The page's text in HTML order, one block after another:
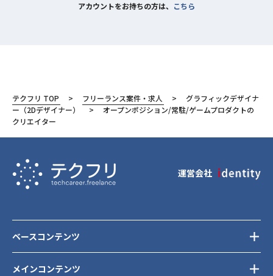
アカウントをお持ちの方は、 こちら
テクフリ TOP フリーランス案件・求人
グラフィックデザイナ
ー（2Dデザイナー）
オープンポジション/常駐/ゲームプロダクトの
クリエイター
運営会社
メインコンテンツ
ベースコンテンツ